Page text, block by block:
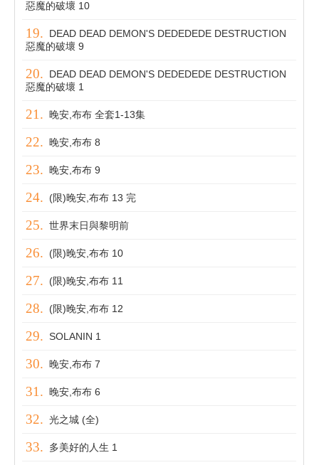
惡魔的破壞 10
DEAD DEAD DEMON'S DEDEDEDE DESTRUCTION
惡魔的破壞 9
DEAD DEAD DEMON'S DEDEDEDE DESTRUCTION
惡魔的破壞 1
晚安,布布 全套1-13集
晚安,布布 8
晚安,布布 9
(限)晚安,布布 13 完
世界末日與黎明前
(限)晚安,布布 10
(限)晚安,布布 11
(限)晚安,布布 12
SOLANIN 1
晚安,布布 7
晚安,布布 6
光之城 (全)
多美好的人生 1